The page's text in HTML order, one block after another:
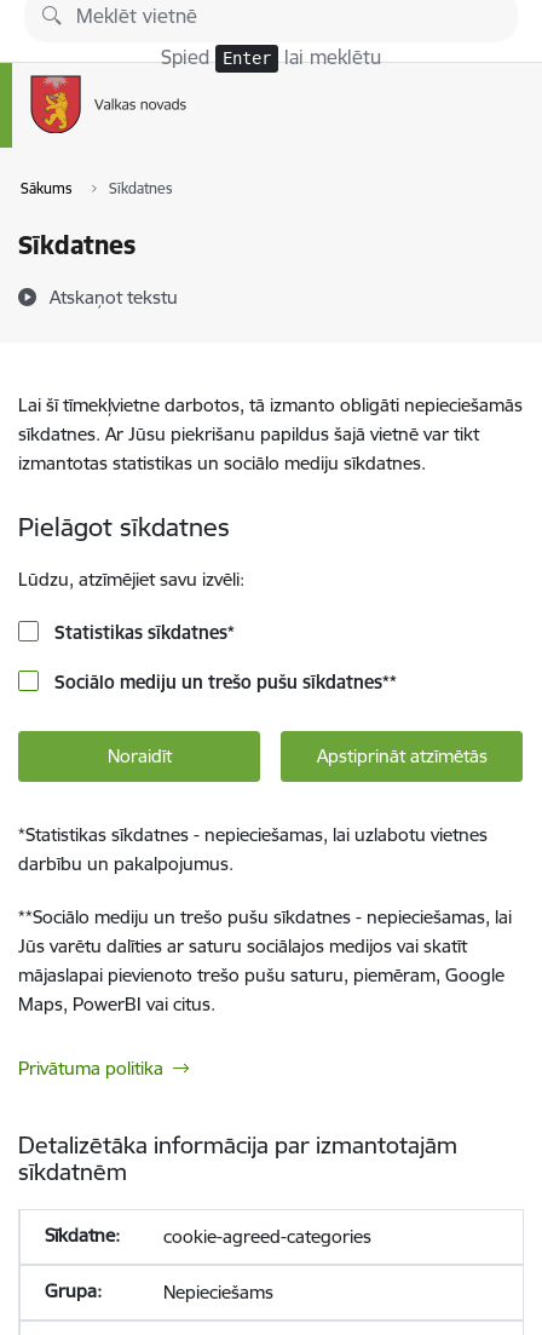
Pāriet uz lapas saturu
Spied Enter lai meklētu
Sākums Sīkdatnes
Sīkdatnes
Atskaņot tekstu
Lai šī tīmekļvietne darbotos, tā izmanto obligāti nepieciešamās
sīkdatnes. Ar Jūsu piekrišanu papildus šajā vietnē var tikt
izmantotas statistikas un sociālo mediju sīkdatnes.
Pielāgot sīkdatnes
Lūdzu, atzīmējiet savu izvēli:
Statistikas sīkdatnes*
Sociālo mediju un trešo pušu sīkdatnes**
Noraidīt Apstiprināt atzīmētās
*Statistikas sīkdatnes - nepieciešamas, lai uzlabotu vietnes
darbību un pakalpojumus.
**Sociālo mediju un trešo pušu sīkdatnes - nepieciešamas, lai
Jūs varētu dalīties ar saturu sociālajos medijos vai skatīt
mājaslapai pievienoto trešo pušu saturu, piemēram, Google
Maps, PowerBI vai citus.
Privātuma politika
Detalizētāka informācija par izmantotajām
sīkdatnēm
cookie-agreed-categories
Nepieciešams